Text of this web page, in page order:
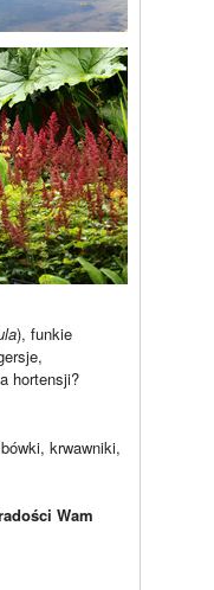
), funkie
hortensji?
krwawniki,
Wam